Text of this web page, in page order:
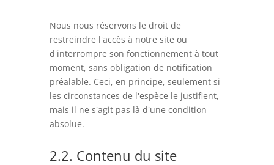
Nous nous réservons le droit de
restreindre l'accès à notre site ou
d'interrompre son fonctionnement à tout
moment, sans obligation de notification
préalable. Ceci, en principe, seulement si
les circonstances de l'espèce le justifient,
mais il ne s'agit pas là d'une condition
absolue.
2.2. Contenu du site